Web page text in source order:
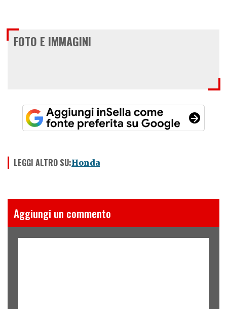
FOTO E IMMAGINI
LEGGI ALTRO SU:Honda
Aggiungi un commento